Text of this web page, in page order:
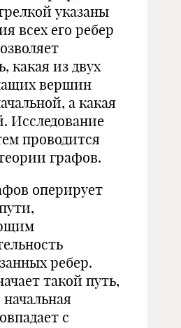
указаны
всех его ребер
какая из двух
вершин
а какая
Исследование
проводится
графов.
оперирует
ребер.
такой путь,
с